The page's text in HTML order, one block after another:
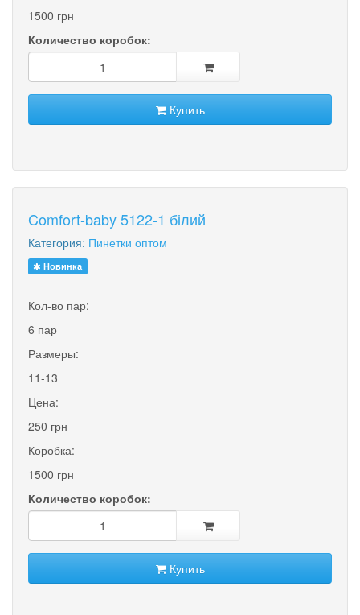
1500 грн
Количество коробок:
Купить
Comfort-baby 5122-1 білий
Категория: Пинетки оптом
Новинка
Кол-во пар:
6 пар
Размеры:
11-13
Цена:
250 грн
Коробка:
1500 грн
Количество коробок:
Купить